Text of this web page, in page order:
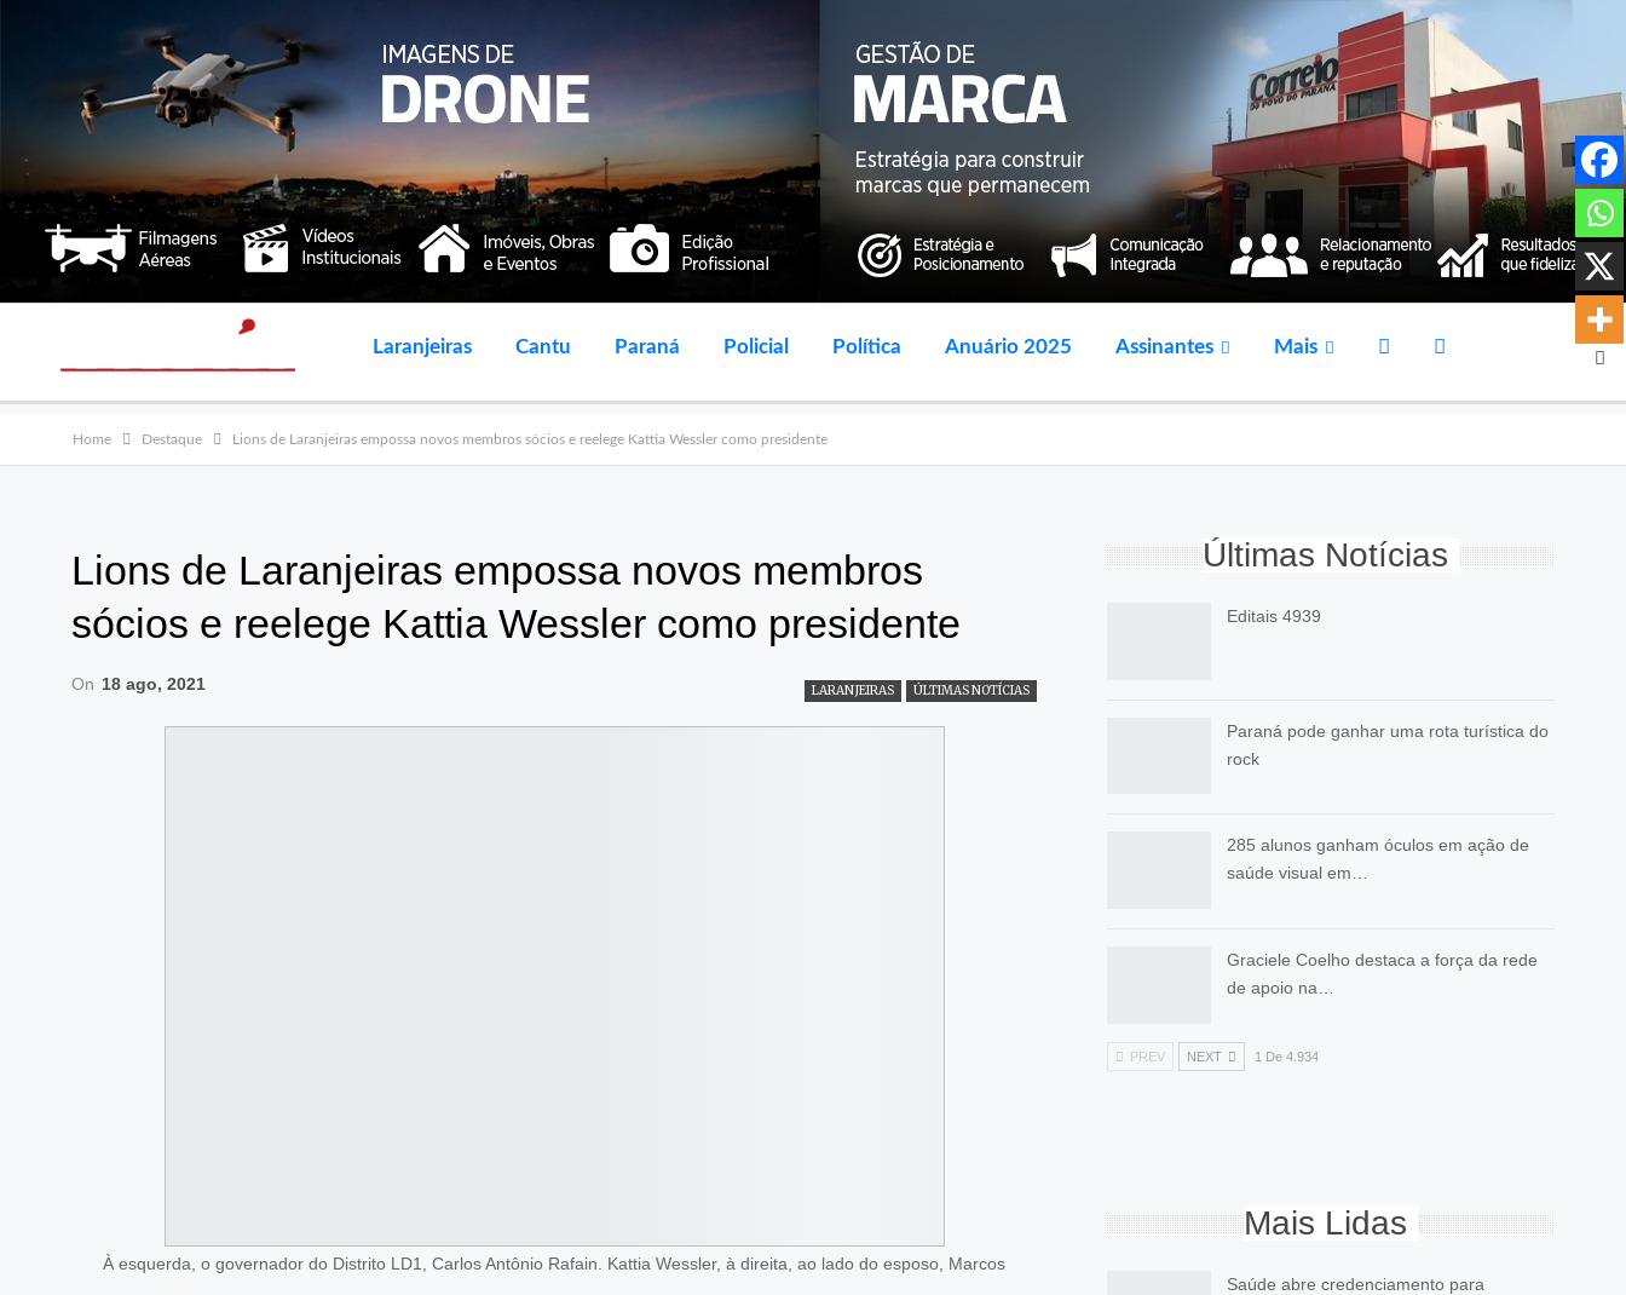
Laranjeiras Cantu Paraná Policial Política Anuário 2025 Assinantes Mais
Home Destaque Lions de Laranjeiras empossa novos membros sócios e reelege Kattia Wessler como presidente
Lions de Laranjeiras empossa novos membros
sócios e reelege Kattia Wessler como presidente
LARANJEIRAS ÚLTIMAS NOTÍCIAS
On 18 ago, 2021
À esquerda, o governador do Distrito LD1, Carlos Antônio Rafain. Kattia Wessler, à direita, ao lado do esposo, Marcos
Últimas Notícias
Editais 4939
Paraná pode ganhar uma rota turística do
rock
285 alunos ganham óculos em ação de
saúde visual em…
Graciele Coelho destaca a força da rede
de apoio na…
PREV NEXT 1 De 4.934
Mais Lidas
Saúde abre credenciamento para